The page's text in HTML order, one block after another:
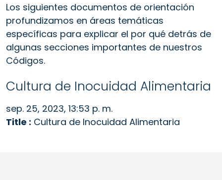
Los siguientes documentos de orientación
profundizamos en áreas temáticas
específicas para explicar el por qué detrás de
algunas secciones importantes de nuestros
Códigos.
Cultura de Inocuidad Alimentaria
sep. 25, 2023, 13:53 p. m.
Title : Cultura de Inocuidad Alimentaria